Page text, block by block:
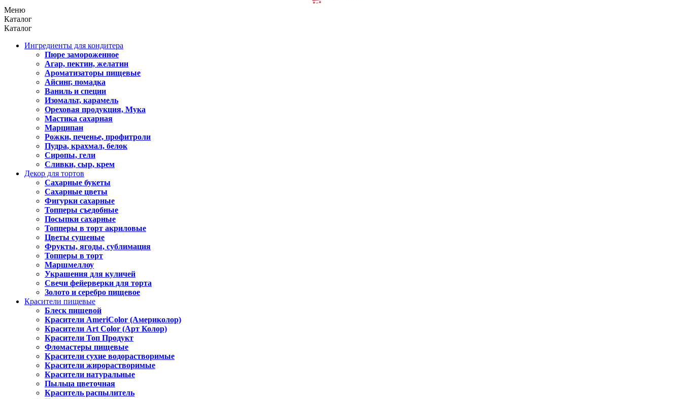
Меню
Каталог
Каталог
Ингредиенты для кондитера
Пюре замороженное
Агар, пектин, желатин
Ароматизаторы пищевые
Айсинг, помадка
Ваниль и специи
Изомальт, карамель
Ореховая продукция, Мука
Мастика сахарная
Марципан
Рожки, печенье, профитроли
Пудра, крахмал, белок
Сиропы, гели
Сливки, сыр, крем
Декор для тортов
Сахарные букеты
Сахарные цветы
Фигурки сахарные
Топперы съедобные
Посыпки сахарные
Топперы в торт акриловые
Цветы сушеные
Фрукты, ягоды, сублимация
Топперы в торт
Маршмеллоу
Украшения для куличей
Свечи фейерверки для торта
Золото и серебро пищевое
Красители пищевые
Блеск пищевой
Красители AmeriColor (Америколор)
Красители Art Color (Арт Колор)
Красители Топ Продукт
Фломастеры пищевые
Красители сухие водорастворимые
Красители жирорастворимые
Красители натуральные
Пыльца цветочная
Краситель распылитель